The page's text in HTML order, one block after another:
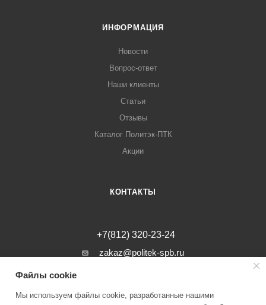
ИНФОРМАЦИЯ
Новости
Вопрос-ответ
Наши клиенты
Статьи
Отзывы
Каталог Политэк-ПТК
Акции
КОНТАКТЫ
+7(812) 320-23-24
zakaz@politek-spb.ru
г. Санкт-Петербург, Минеральная ул, д.
Файлы cookie
Мы используем файлы cookie, разработанные нашими